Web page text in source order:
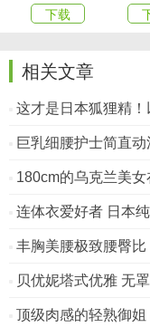
下载
相关文章
这才是日本狐狸精
巨乳细腰护士简直
180cm的乌克兰美
连体衣爱好者 日本
丰胸美腰极致腰臀
贝优妮塔式优雅 无
顶级肉感的轻熟御